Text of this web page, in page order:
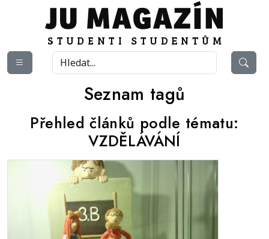
Seznam tagů
Přehled článků podle tématu:
VZDĚLÁVÁNÍ